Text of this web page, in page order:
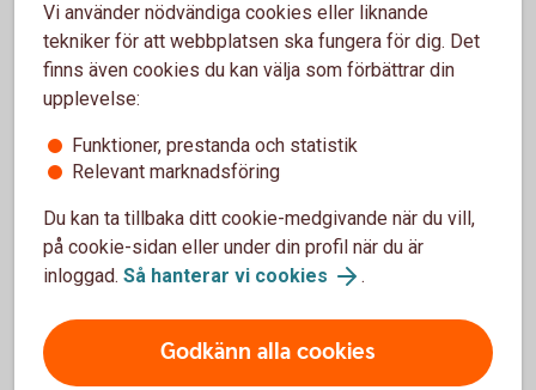
Vanliga frågor om att försäkra
BMW
försäkringarna?
När slutar den tidigare ägarens försäkring att
gälla?
täcker bilförsäkringen då?
Vi använder nödvändiga cookies eller liknande
tekniker för att webbplatsen ska fungera för dig. Det
finns även cookies du kan välja som förbättrar din
upplevelse:
Funktioner, prestanda och statistik
Relevant marknadsföring
Du kan ta tillbaka ditt cookie-medgivande när du vill,
på cookie-sidan eller under din profil när du är
inloggad. Så hanterar vi cookies .
Godkänn alla cookies